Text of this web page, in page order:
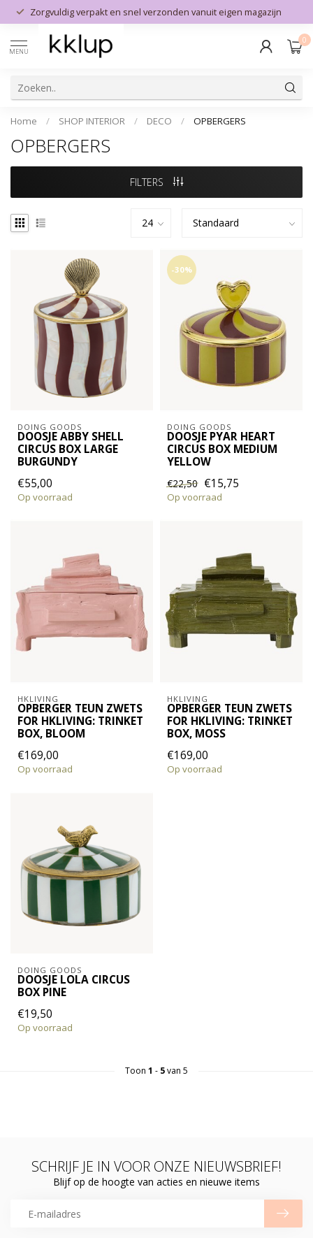
Zorgvuldig verpakt en snel verzonden vanuit eigen magazijn
MENU
0
Home / SHOP INTERIOR / DECO / OPBERGERS
OPBERGERS
FILTERS
DOING GOODS
DOOSJE ABBY SHELL
CIRCUS BOX LARGE
BURGUNDY
€55,00
Op voorraad
-30%
DOING GOODS
DOOSJE PYAR HEART
CIRCUS BOX MEDIUM
YELLOW
€22,50 €15,75
Op voorraad
HKLIVING
OPBERGER TEUN ZWETS
FOR HKLIVING: TRINKET
BOX, BLOOM
€169,00
Op voorraad
HKLIVING
OPBERGER TEUN ZWETS
FOR HKLIVING: TRINKET
BOX, MOSS
€169,00
Op voorraad
DOING GOODS
DOOSJE LOLA CIRCUS
BOX PINE
€19,50
Op voorraad
Toon 1 - 5van 5
SCHRIJF JE IN VOOR ONZE NIEUWSBRIEF!
Blijf op de hoogte van acties en nieuwe items